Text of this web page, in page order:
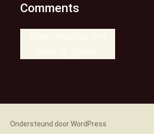
Comments
Geen reacties om
weer te geven.
Ondersteund door WordPress